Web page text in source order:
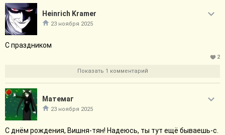
Heinrich Kramer
23 ноября 2025
С праздником
2
Показать 1 комментарий
Матемаг
23 ноября 2025
С днём рождения, Вишня-тян! Надеюсь, ты тут ещё бываешь-с.